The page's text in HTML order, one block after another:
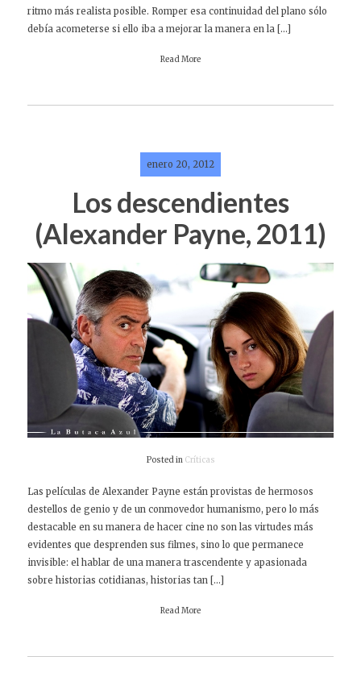
ritmo más realista posible. Romper esa continuidad del plano sólo
debía acometerse si ello iba a mejorar la manera en la […]
Read More
enero 20, 2012
Los descendientes
(Alexander Payne, 2011)
Posted in Críticas
Las películas de Alexander Payne están provistas de hermosos
destellos de genio y de un conmovedor humanismo, pero lo más
destacable en su manera de hacer cine no son las virtudes más
evidentes que desprenden sus filmes, sino lo que permanece
invisible: el hablar de una manera trascendente y apasionada
sobre historias cotidianas, historias tan […]
Read More